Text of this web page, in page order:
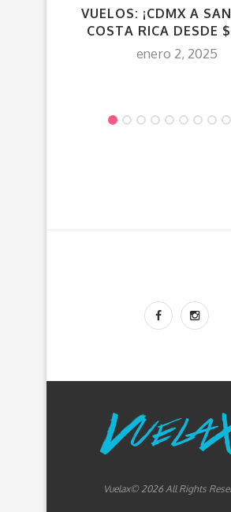
VUELOS: ¡CDMX A
COSTA RICA DESDE
enero 2, 2025
Vuelax© 2026 All Rights